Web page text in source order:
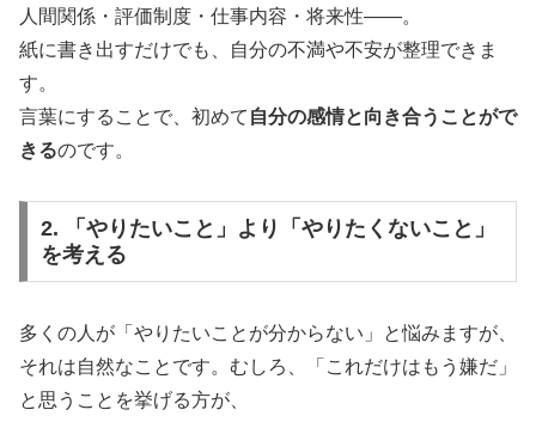
人間関係・評価制度・仕事内容・将来性――。
紙に書き出すだけでも、自分の不満や不安が整理できま
す。
言葉にすることで、初めて 自分の感情と向き合うことがで
きるのです。
2. 「やりたいこと」より「やりたくないこと」
を考える
多くの人が「やりたいことが分からない」と悩みますが、
それは自然なことです。むしろ、「これだけはもう嫌だ」
と思うことを挙げる方が、